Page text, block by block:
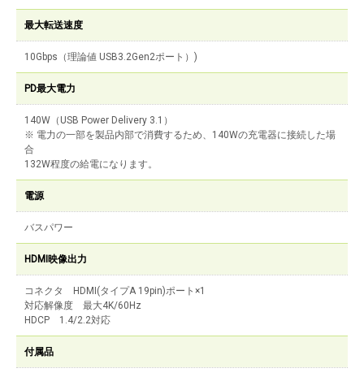
最大転送速度
10Gbps（理論値 USB3.2Gen2ポート）)
PD最大電力
140W（USB Power Delivery 3.1）
※ 電力の一部を製品内部で消費するため、140Wの充電器に接続した場
合
132W程度の給電になります。
電源
バスパワー
HDMI映像出力
コネクタ HDMI(タイプA 19pin)ポート×1
対応解像度 最大4K/60Hz
HDCP 1.4/2.2対応
付属品